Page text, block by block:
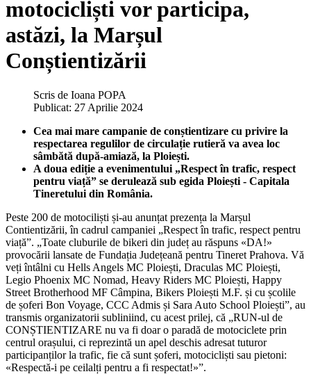
motocicliști vor participa,
astăzi, la Marșul
Conștientizării
Scris de Ioana POPA
Publicat: 27 Aprilie 2024
Cea mai mare campanie de conștientizare cu privire la
respectarea regulilor de circulație rutieră va avea loc
sâmbătă după-amiază, la Ploiești.
A doua ediție a evenimentului „Respect în trafic, respect
pentru viață” se derulează sub egida Ploiești - Capitala
Tineretului din România.
Peste 200 de motociliști și-au anunțat prezența la Marșul
Contientizării, în cadrul campaniei „Respect în trafic, respect pentru
viață”. „Toate cluburile de bikeri din județ au răspuns «DA!»
provocării lansate de Fundația Județeană pentru Tineret Prahova. Vă
veți întâlni cu Hells Angels MC Ploiești, Draculas MC Ploiești,
Legio Phoenix MC Nomad, Heavy Riders MC Ploiești, Happy
Street Brotherhood MF Câmpina, Bikers Ploiești M.F. și cu școlile
de șoferi Bon Voyage, CCC Admis și Sara Auto School Ploiești”, au
transmis organizatorii subliniind, cu acest prilej, că „RUN-ul de
CONȘTIENTIZARE nu va fi doar o paradă de motociclete prin
centrul orașului, ci reprezintă un apel deschis adresat tuturor
participanților la trafic, fie că sunt șoferi, motocicliști sau pietoni:
«Respectă-i pe ceilalți pentru a fi respectat!»”.